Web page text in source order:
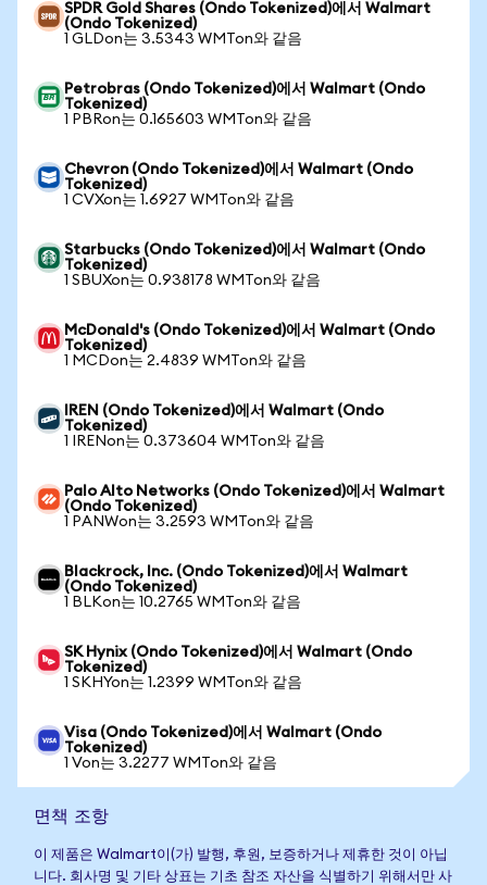
SPDR Gold Shares (Ondo Tokenized)에서 Walmart
(Ondo Tokenized)
1 GLDon는 3.5343 WMTon와 같음
Petrobras (Ondo Tokenized)에서 Walmart (Ondo
Tokenized)
1 PBRon는 0.165603 WMTon와 같음
Chevron (Ondo Tokenized)에서 Walmart (Ondo
Tokenized)
1 CVXon는 1.6927 WMTon와 같음
Starbucks (Ondo Tokenized)에서 Walmart (Ondo
Tokenized)
1 SBUXon는 0.938178 WMTon와 같음
McDonald's (Ondo Tokenized)에서 Walmart (Ondo
Tokenized)
1 MCDon는 2.4839 WMTon와 같음
IREN (Ondo Tokenized)에서 Walmart (Ondo
Tokenized)
1 IRENon는 0.373604 WMTon와 같음
Palo Alto Networks (Ondo Tokenized)에서 Walmart
(Ondo Tokenized)
1 PANWon는 3.2593 WMTon와 같음
Blackrock, Inc. (Ondo Tokenized)에서 Walmart
(Ondo Tokenized)
1 BLKon는 10.2765 WMTon와 같음
SK Hynix (Ondo Tokenized)에서 Walmart (Ondo
Tokenized)
1 SKHYon는 1.2399 WMTon와 같음
Visa (Ondo Tokenized)에서 Walmart (Ondo
Tokenized)
1 Von는 3.2277 WMTon와 같음
면책 조항
이 제품은 Walmart이(가) 발행, 후원, 보증하거나 제휴한 것이 아닙
니다. 회사명 및 기타 상표는 기초 참조 자산을 식별하기 위해서만 사